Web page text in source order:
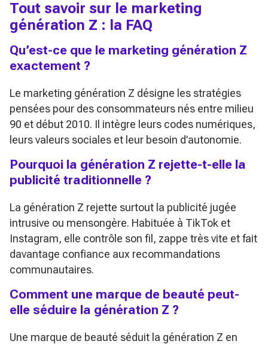
Tout savoir sur le marketing
génération Z : la FAQ
Qu’est-ce que le marketing génération Z
exactement ?
Le marketing génération Z désigne les stratégies
pensées pour des consommateurs nés entre milieu
90 et début 2010. Il intègre leurs codes numériques,
leurs valeurs sociales et leur besoin d’autonomie.
Pourquoi la génération Z rejette-t-elle la
publicité traditionnelle ?
La génération Z rejette surtout la publicité jugée
intrusive ou mensongère. Habituée à TikTok et
Instagram, elle contrôle son fil, zappe très vite et fait
davantage confiance aux recommandations
communautaires.
Comment une marque de beauté peut-
elle séduire la génération Z ?
Une marque de beauté séduit la génération Z en